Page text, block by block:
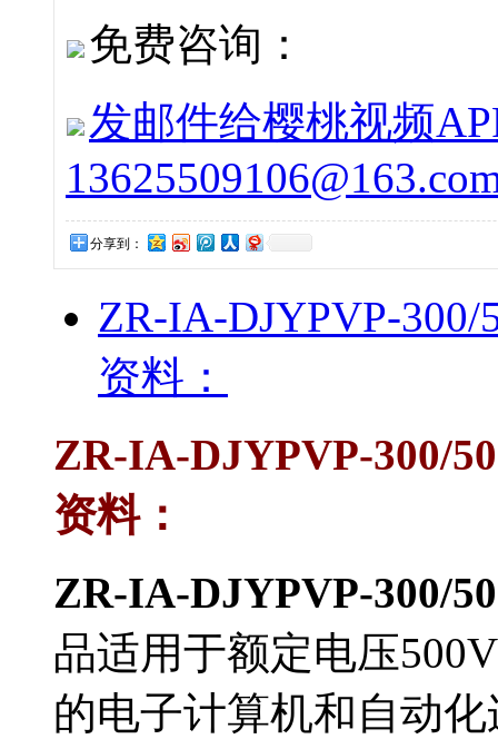
免费咨询：
发邮件给樱桃视频APP
分享到：
ZR-IA-DJYPVP-
资料：
ZR-IA-DJYPVP-300/
资料：
ZR-IA-DJYPVP-300/
品适用于额定电压
的电子计算机和自动化